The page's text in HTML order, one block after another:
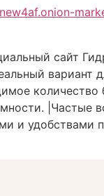
сайт
и удобствами